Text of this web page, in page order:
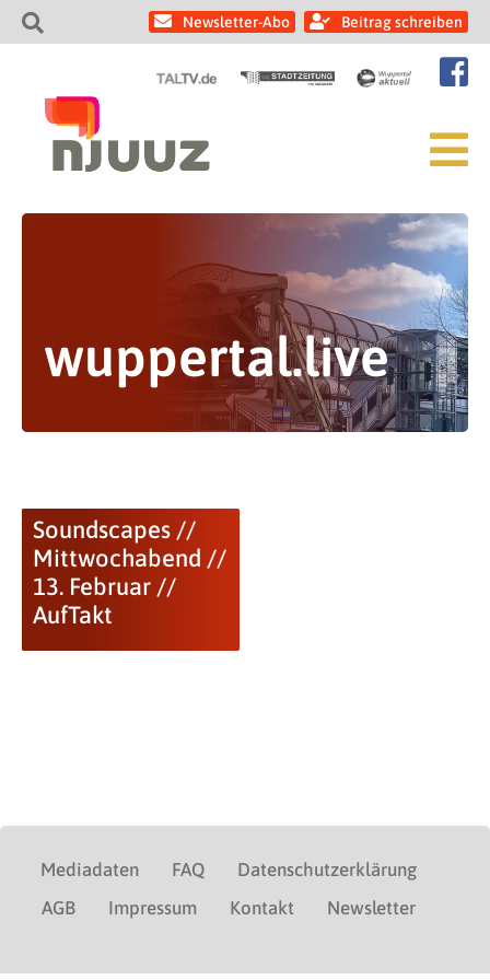
Newsletter-Abo Beitrag schreiben
wuppertal.live
Soundscapes //
Mittwochabend //
13. Februar //
AufTakt
Mediadaten FAQ
Datenschutzerklärung
AGB
Impressum Kontakt Newsletter